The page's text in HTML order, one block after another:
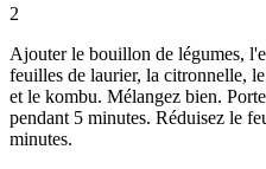
2
Ajouter le bouillon de légumes,
feuilles de laurier, la citronnelle,
et le kombu. Mélangez bien.
pendant 5 minutes. Réduisez le
minutes.